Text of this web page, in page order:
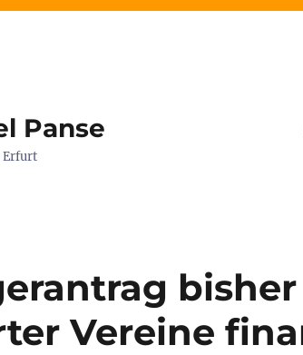
Panse
Erfurt
Vereine